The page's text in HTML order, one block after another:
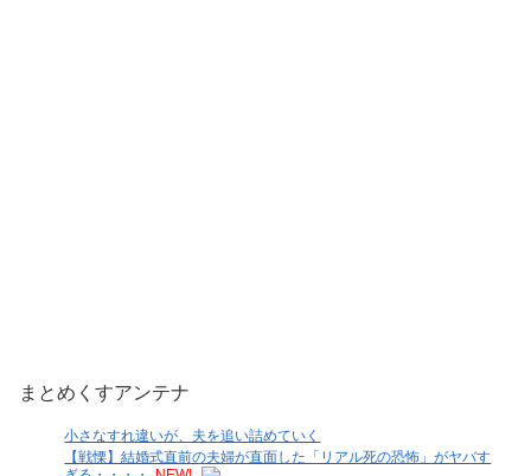
まとめくすアンテナ
小さなすれ違いが、夫を追い詰めていく
【戦慄】結婚式直前の夫婦が直面した「リアル死の恐怖」がヤバす